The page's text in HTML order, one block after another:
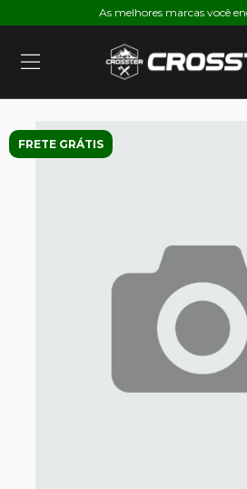
As melhores marcas você
FRETE GRÁTIS